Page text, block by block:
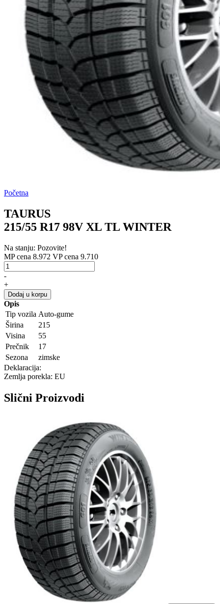
Početna
TAURUS
215/55 R17 98V XL TL WINTER
Na stanju: Pozovite!
MP cena 8.972 VP cena 9.710
-
+
Dodaj u korpu
Opis
Tip vozila Auto-gume
Širina
215
Visina
55
Prečnik
17
Sezona
zimske
Deklaracija:
Zemlja porekla: EU
Slični Proizvodi